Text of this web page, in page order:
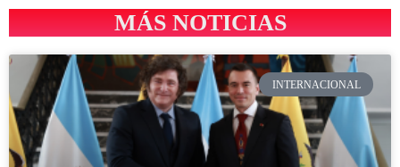
MÁS NOTICIAS
INTERNACIONAL